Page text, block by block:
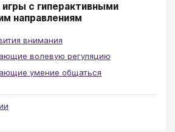
с гиперактивными
направлениям
внимания
волевую регуляцию
умение общаться